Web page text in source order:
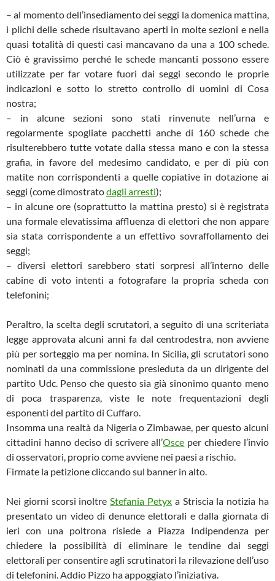
– al momento dell’insediamento dei seggi la domenica mattina,
i plichi delle schede risultavano aperti in molte sezioni e nella
quasi totalità di questi casi mancavano da una a 100 schede.
Ciò è gravissimo perché le schede mancanti possono essere
utilizzate per far votare fuori dai seggi secondo le proprie
indicazioni e sotto lo stretto controllo di uomini di Cosa
nostra;
– in alcune sezioni sono stati rinvenute nell’urna e
regolarmente spogliate pacchetti anche di 160 schede che
risulterebbero tutte votate dalla stessa mano e con la stessa
grafia, in favore del medesimo candidato, e per di più con
matite non corrispondenti a quelle copiative in dotazione ai
seggi (come dimostratodagli arresti);
– in alcune ore (soprattutto la mattina presto) si è registrata
una formale elevatissima affluenza di elettori che non appare
sia stata corrispondente a un effettivo sovraffollamento dei
seggi;
– diversi elettori sarebbero stati sorpresi all’interno delle
cabine di voto intenti a fotografare la propria scheda con
telefonini;
Peraltro, la scelta degli scrutatori, a seguito di una scriteriata
legge approvata alcuni anni fa dal centrodestra, non avviene
più per sorteggio ma per nomina. In Sicilia, gli scrutatori sono
nominati da una commissione presieduta da un dirigente del
partito Udc. Penso che questo sia già sinonimo quanto meno
di poca trasparenza, viste le note frequentazioni degli
esponenti del partito di Cuffaro.
Insomma una realtà da Nigeria o Zimbawae, per questo alcuni
cittadini hanno deciso di scrivere all’Osce per chiedere l’invio
di osservatori, proprio come avviene nei paesi a rischio.
Firmate la petizione cliccando sul banner in alto.
Nei giorni scorsi inoltreStefania Petyx a Striscia la notizia ha
presentato un video di denunce elettorali e dalla giornata di
ieri con una poltrona risiede a Piazza Indipendenza per
chiedere la possibilità di eliminare le tendine dai seggi
elettorali per consentire agli scrutinatori la rilevazione dell’uso
di telefonini. Addio Pizzo ha appoggiato l’iniziativa.